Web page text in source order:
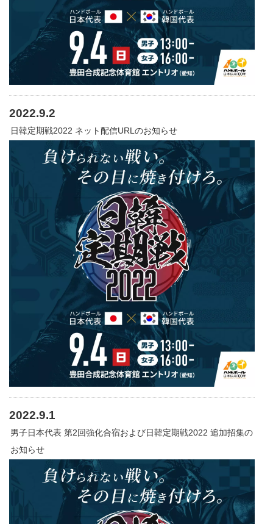
2022.9.2
日韓定期戦2022 ネット配信URLのお知らせ
2022.9.1
男子日本代表 第2回強化合宿および日韓定期戦2022 追加招集の
お知らせ